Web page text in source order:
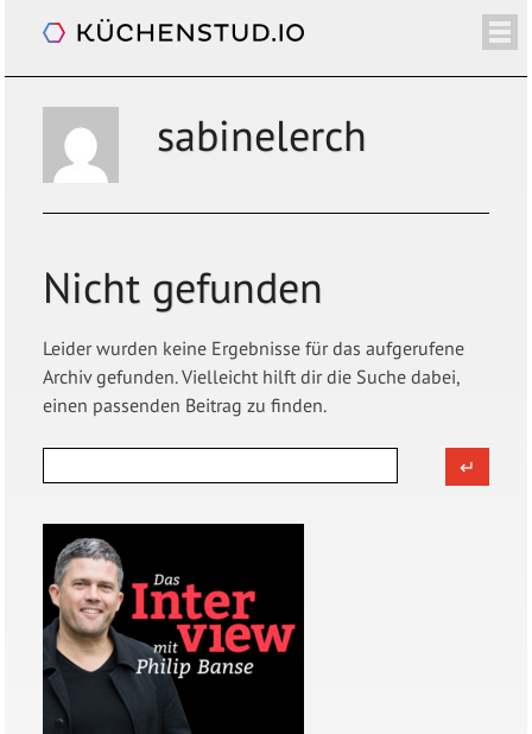
/+ ÜBER SHOP NEWSLETTER
KALENDER
sabinelerch
Nicht gefunden
Leider wurden keine Ergebnisse für das aufgerufene
Archiv gefunden. Vielleicht hilft dir die Suche dabei,
einen passenden Beitrag zu finden.